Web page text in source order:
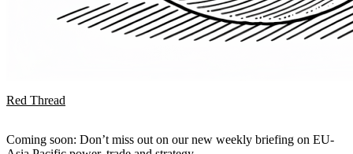
Red Thread
Coming soon: Don’t miss out on our new weekly briefing on EU-